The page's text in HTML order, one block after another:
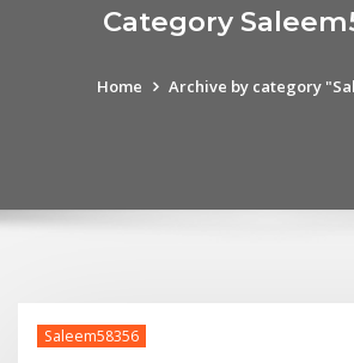
Category
Home Archive by category
Saleem58356